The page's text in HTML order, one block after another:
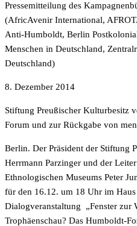
Pressemitteilung des
(AfricAvenir International,
Anti-Humboldt, Berlin
Menschen in Deutschland,
Deutschland)
8. Dezember 2014
Stiftung Preußischer Kulturbesitz
Forum und zur Rückgabe von
Berlin. Der Präsident der Stiftung
Herrmann Parzinger und der
Ethnologischen Museums Peter
für den 16.12. um 18 Uhr im
Dialogveranstaltung „Fenster zur
Trophäenschau? Das Humboldt-